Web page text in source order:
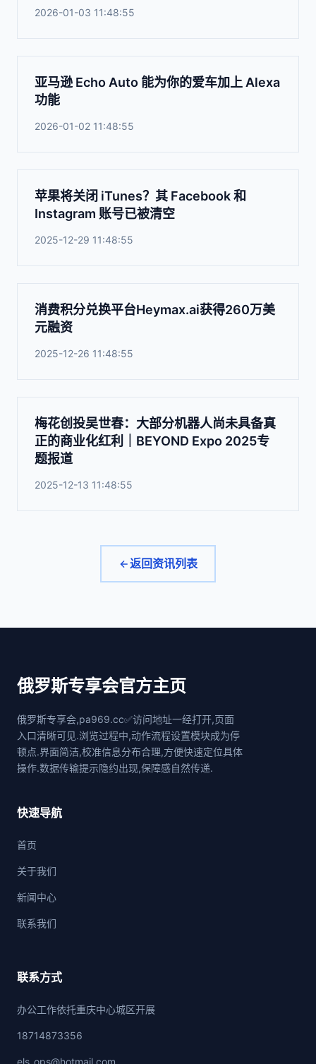
2026-01-03 11:48:55
亚马逊 Echo Auto 能为你的爱车加上 Alexa
功能
2026-01-02 11:48:55
苹果将关闭 iTunes？其 Facebook 和
Instagram 账号已被清空
2025-12-29 11:48:55
消费积分兑换平台Heymax.ai获得260万美
元融资
2025-12-26 11:48:55
梅花创投吴世春：大部分机器人尚未具备真
正的商业化红利｜BEYOND Expo 2025专
题报道
2025-12-13 11:48:55
返回资讯列表
俄罗斯专享会官方主页
俄罗斯专享会,pa969.cc✅访问地址一经打开,页面
入口清晰可见.浏览过程中,动作流程设置模块成为停
顿点.界面简洁,校准信息分布合理,方便快速定位具体
操作.数据传输提示隐约出现,保障感自然传递.
快速导航
首页
关于我们
新闻中心
联系我们
联系方式
办公工作依托重庆中心城区开展
18714873356
els_ops@hotmail.com